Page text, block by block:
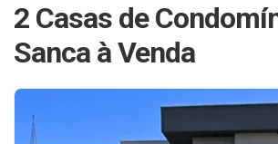
2 Casas de
Sanca à Venda